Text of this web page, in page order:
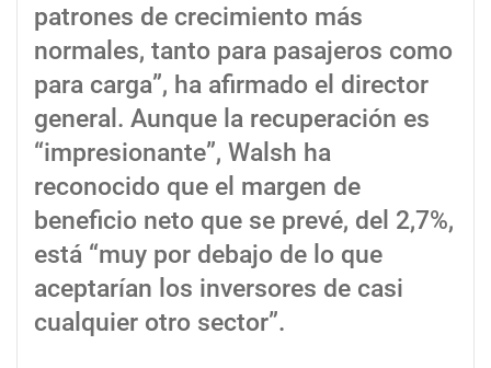
patrones de crecimiento más
normales, tanto para pasajeros como
para carga”, ha afirmado el director
general. Aunque la recuperación es
“impresionante”, Walsh ha
reconocido que el margen de
beneficio neto que se prevé, del 2,7%,
está “muy por debajo de lo que
aceptarían los inversores de casi
cualquier otro sector”.